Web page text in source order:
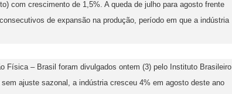
com crescimento de 1,5%. A queda de julho para agosto frente
de expansão na produção, período em que a indústria
Física – Brasil foram divulgados ontem (3) pelo Instituto Brasileiro
ajuste sazonal, a indústria cresceu 4% em agosto deste ano